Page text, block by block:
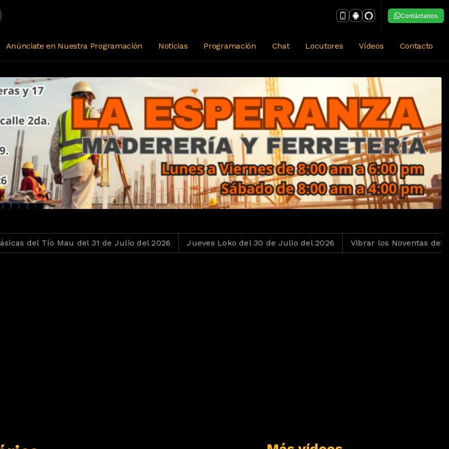
Contáctanos
Anúnciate en Nuestra Programación Noticias Programación Chat Locutores Vídeos Contacto
del Tío Mau del 31 de Julio del 2026 Jueves Loko del 30 de Julio del 2026 Vibrar los Noventas del 29 de